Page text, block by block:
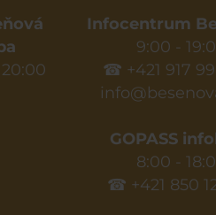
Infocentrum
9:00 -
☎ +421 917
GOPASS
8:00 -
☎ +421 850